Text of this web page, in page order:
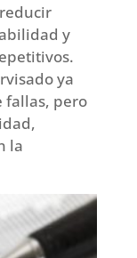
y
ya
fallas, pero
la